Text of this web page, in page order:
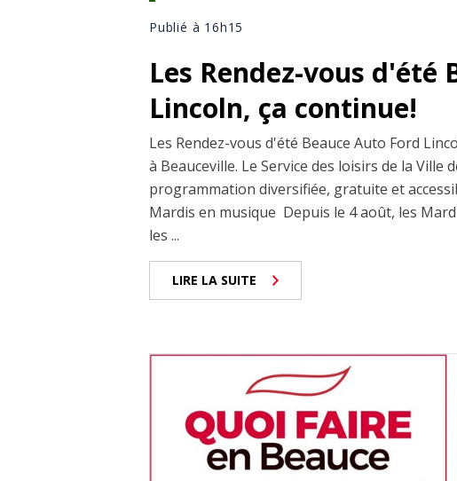
Publié à 16h15
Les Rendez-vous d'été
Lincoln, ça continue!
Les Rendez-vous d'été Beauce Auto Ford
à Beauceville. Le Service des loisirs de la Ville
programmation diversifiée, gratuite et
Mardis en musique Depuis le 4 août, les
les ...
LIRE LA SUITE